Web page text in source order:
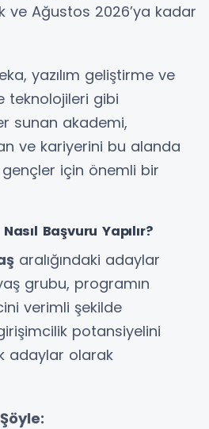
ve Ağustos 2026’ya kadar
yazılım geliştirme ve
gibi
sunan akademi,
ve kariyerini bu alanda
için önemli bir
Başvuru Yapılır?
aralığındaki adaylar
grubu, programın
verimli şekilde
potansiyelini
adaylar olarak